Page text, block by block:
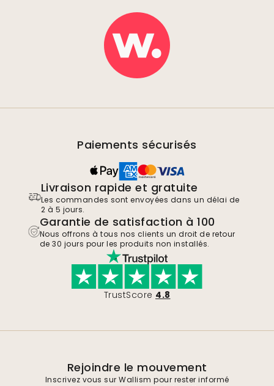
Paiements sécurisés
Livraison rapide et gratuite
Les commandes sont envoyées dans un délai de
2 à 5 jours.
Garantie de satisfaction à 100
Nous offrons à tous nos clients un droit de retour
de 30 jours pour les produits non installés.
TrustScore 4.8
Rejoindre le mouvement
Inscrivez vous sur Wallism pour rester informé